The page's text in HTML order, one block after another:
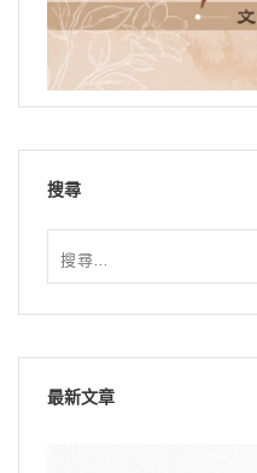
搜尋
最新文章